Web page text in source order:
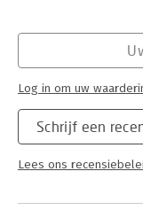
Schrijf een
Lees ons
Log in om uw